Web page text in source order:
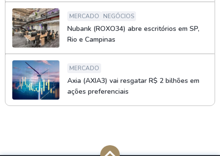
MERCADO NEGÓCIOS
Nubank (ROXO34) abre escritórios em SP,
Rio e Campinas
MERCADO
Axia (AXIA3) vai resgatar R$ 2 bilhões em
ações preferenciais